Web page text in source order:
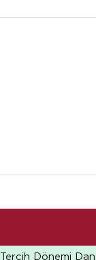
Tercih Dönemi